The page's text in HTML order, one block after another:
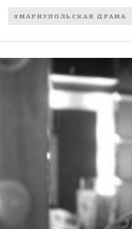
#МАРИУПОЛЬСКАЯ ДРАМА